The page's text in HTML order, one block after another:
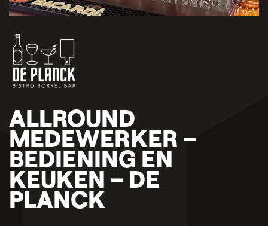
ALLROUND
MEDEWERKER –
BEDIENING EN
KEUKEN – DE
PLANCK